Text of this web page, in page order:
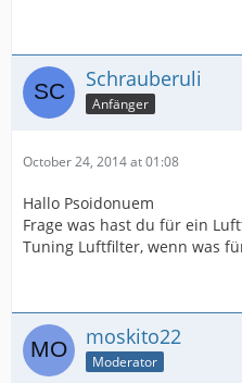
Schrauberuli
Anfänger
October 24, 2014 at 01:08
Hallo Psoidonuem
Frage was hast du für ein
Tuning Luftfilter, wenn was
moskito22
Moderator